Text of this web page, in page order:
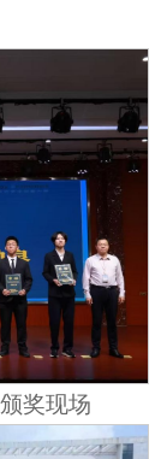
奖现场